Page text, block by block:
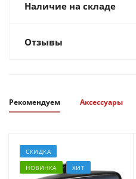
Наличие на складе
Отзывы
Рекомендуем Аксессуары
СКИДКА
НОВИНКА
ХИТ